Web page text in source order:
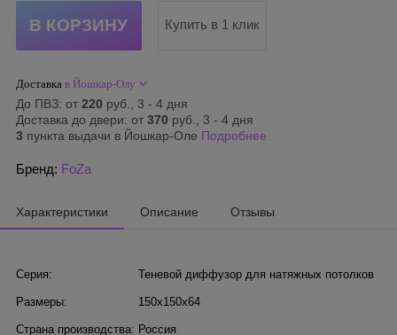
Купить в 1 клик
Доставка в Йошкар-Олу
До ПВЗ: от 220 руб., 3 - 4 дня
Доставка до двери: от 370 руб., 3 - 4 дня
3 пункта выдачи в Йошкар-Оле Подробнее
Бренд: FoZa
Характеристики Описание Отзывы
Серия: Теневой диффузор для натяжных потолков
Размеры: 150х150х64
Страна производства: Россия